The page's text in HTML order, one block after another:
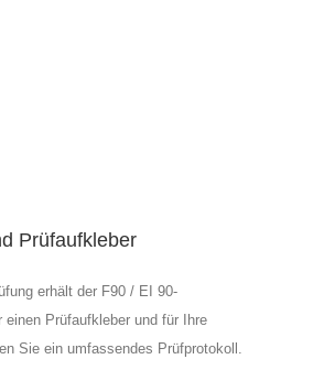
Prüfaufkleber
erhält der F90 / EI 90-
einen Prüfaufkleber und für Ihre
Sie ein umfassendes Prüfprotokoll.